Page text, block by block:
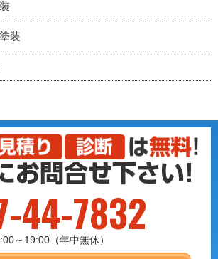
装
44-7832
～19:00（年中無休）